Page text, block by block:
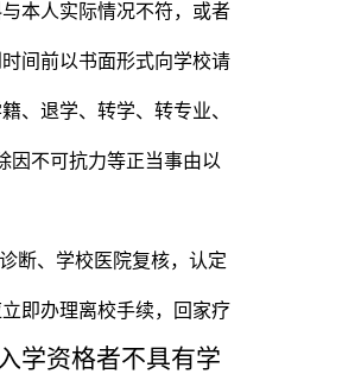
本人实际情况不符，或者
间前以书面形式向学校请
、退学、转学、转专业、
因不可抗力等正当事由以
断、学校医院复核，认定
即办理离校手续，回家疗
学资格者不具有学